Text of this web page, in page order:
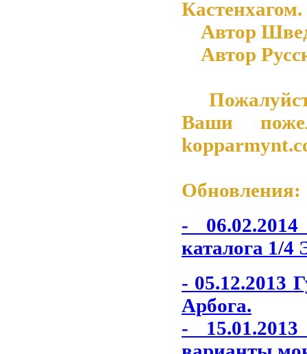
Кастенхагом.
Автор
Автор
Ваши
Обновления:
-
каталога 1/4
- 05.12.2013
Арбога.
-